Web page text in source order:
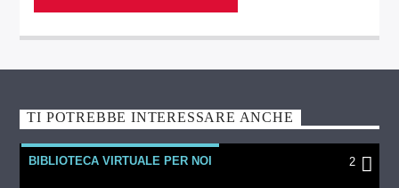
TI POTREBBE INTERESSARE ANCHE
BIBLIOTECA VIRTUALE PER NOI 2